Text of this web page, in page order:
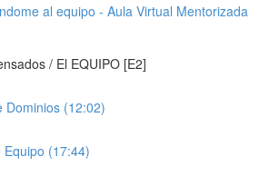
al equipo - Aula Virtual Mentorizada
/ El EQUIPO [E2]
Dominios (12:02)
Equipo (17:44)